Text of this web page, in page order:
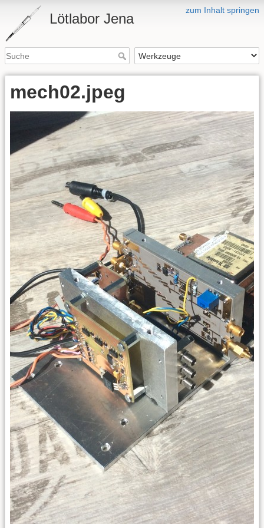
zum Inhalt springen
Lötlabor Jena
mech02.jpeg